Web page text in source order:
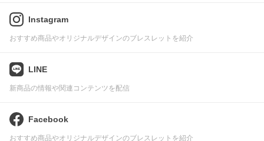
Instagram
おすすめ商品やオリジナルデザインのブレスレットを紹介
LINE
新商品の情報や関連コンテンツを配信
Facebook
おすすめ商品やオリジナルデザインのブレスレットを紹介